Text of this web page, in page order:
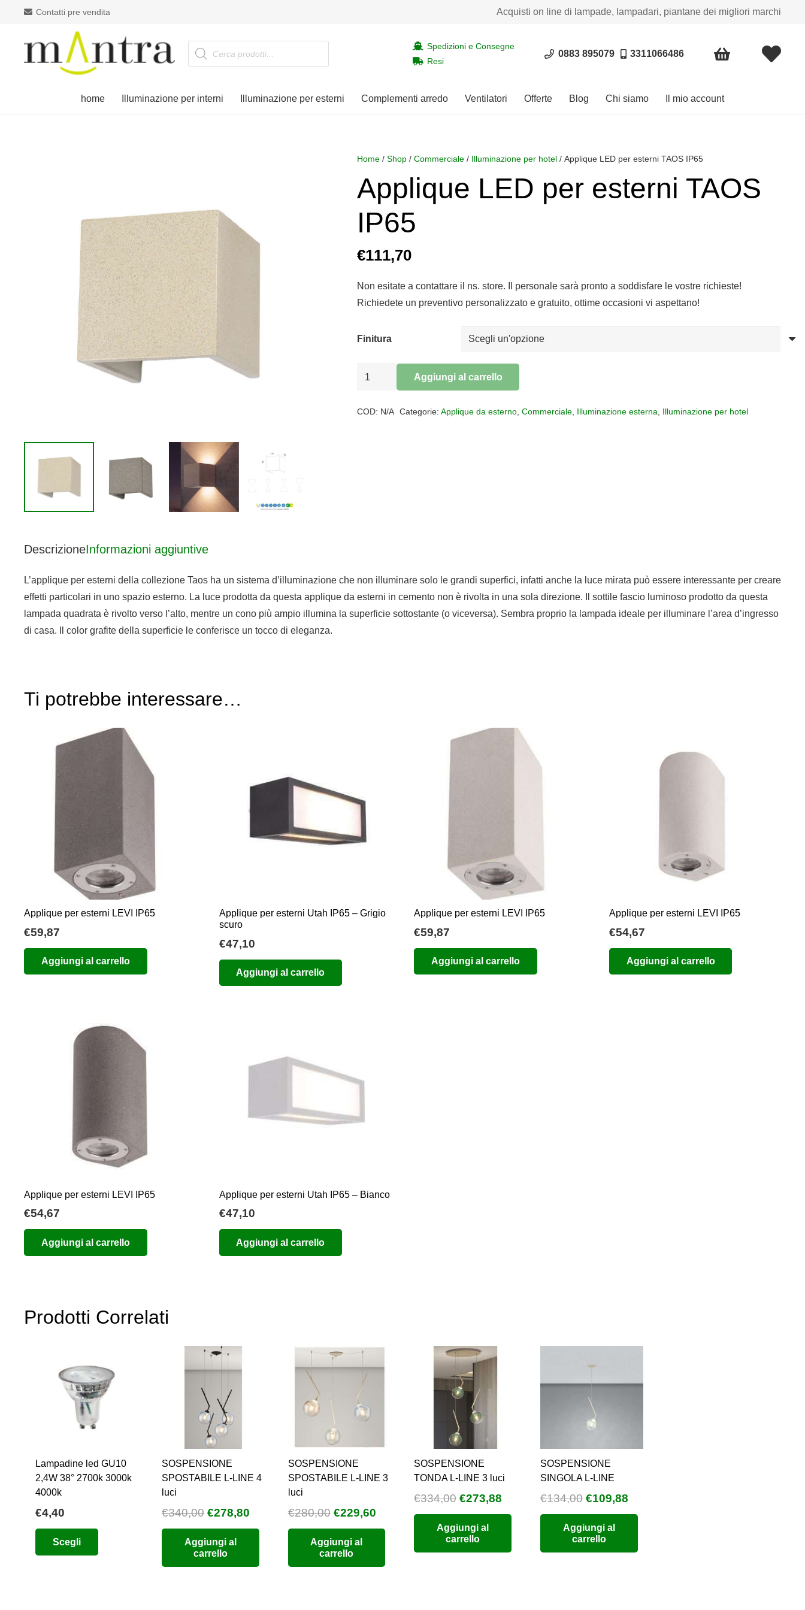
Contatti pre vendita Acquisti on line di lampade, lampadari, piantane dei migliori marchi
Products
search
Spedizioni e Consegne
Resi
0883 895079 3311066486
home Illuminazione per interni Illuminazione per esterni Complementi arredo Ventilatori Offerte Blog Chi siamo Il mio account
Home /Shop /Commerciale / Illuminazione per hotel / Applique LED per esterni TAOS IP65
Applique LED per esterni TAOS
IP65
€111,70
Non esitate a contattare il ns. store. Il personale sarà pronto a soddisfare le vostre richieste!
Richiedete un preventivo personalizzato e gratuito, ottime occasioni vi aspettano!
Finitura
Applique
Aggiungi al carrello
COD: N/A Categorie: Applique da esterno, Commerciale, Illuminazione esterna Illuminazione per hotel
DescrizioneInformazioni aggiuntive
L’applique per esterni della collezione Taos ha un sistema d’illuminazione che non illuminare solo le grandi superfici, infatti anche la luce mirata può essere interessante per creare
effetti particolari in uno spazio esterno. La luce prodotta da questa applique da esterni in cemento non è rivolta in una sola direzione. Il sottile fascio luminoso prodotto da questa
lampada quadrata è rivolto verso l’alto, mentre un cono più ampio illumina la superficie sottostante (o viceversa). Sembra proprio la lampada ideale per illuminare l’area d’ingresso
di casa. Il color grafite della superficie le conferisce un tocco di eleganza.
Ti potrebbe interessare…
Applique per esterni LEVI IP65
€59,87
Aggiungi al carrello
Applique per esterni Utah IP65 – Grigio
scuro
€47,10
Aggiungi al carrello
Applique per esterni LEVI IP65
€59,87
Aggiungi al carrello
Applique per esterni LEVI IP65
€54,67
Aggiungi al carrello
Applique per esterni LEVI IP65
€54,67
Aggiungi al carrello
Applique per esterni Utah IP65 – Bianco
€47,10
Aggiungi al carrello
Prodotti Correlati
Lampadine led GU10
2,4W 38° 2700k 3000k
4000k
€4,40
Scegli
SOSPENSIONE
SPOSTABILE L-LINE 4
luci
€340,00 Il
prezzo
originale
era:
€278,80Il
prezzo
Aggiungi al
carrello
SOSPENSIONE
SPOSTABILE L-LINE 3
luci
€280,00 Il
prezzo
originale
era:
€229,60Il
prezzo
Aggiungi al
carrello
SOSPENSIONE
TONDA L-LINE 3 luci
€334,00 Il
prezzo
originale
era:
€273,88
prezzo
Aggiungi al
carrello
SOSPENSIONE
SINGOLA L-LINE
€134,00 Il
prezzo
originale
era:
€109,88Il
prezzo
Aggiungi al
carrello